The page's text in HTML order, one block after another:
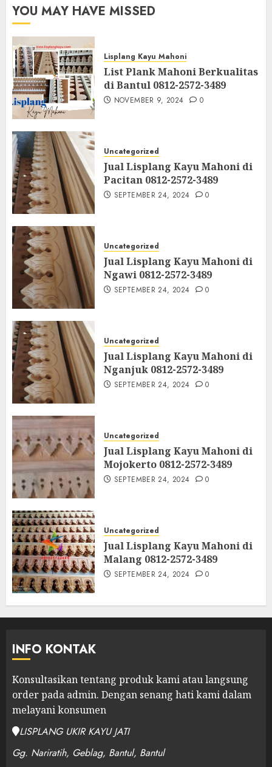
YOU MAY HAVE MISSED
Lisplang Kayu Mahoni
List Plank Mahoni Berkualitas
di Bantul 0812-2572-3489
NOVEMBER 9, 2024 0
Uncategorized
Jual Lisplang Kayu Mahoni di
Pacitan 0812-2572-3489
SEPTEMBER 24, 2024 0
Uncategorized
Jual Lisplang Kayu Mahoni di
Ngawi 0812-2572-3489
SEPTEMBER 24, 2024 0
Uncategorized
Jual Lisplang Kayu Mahoni di
Nganjuk 0812-2572-3489
SEPTEMBER 24, 2024 0
Uncategorized
Jual Lisplang Kayu Mahoni di
Mojokerto 0812-2572-3489
SEPTEMBER 24, 2024 0
Uncategorized
Jual Lisplang Kayu Mahoni di
Malang 0812-2572-3489
SEPTEMBER 24, 2024 0
INFO KONTAK
Konsultasikan tentang produk kami atau langsung
order pada admin. Dengan senang hati kami dalam
melayani konsumen
LISPLANG UKIR KAYU JATI
Gg. Nariratih, Geblag, Bantul, Bantul